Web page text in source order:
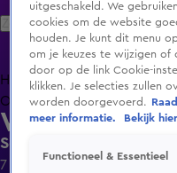
Zoeken
HomeUitzending Gemist
OranjezomerLivestreams
Woontrends
Seizoen 3, aflevering
7 aug 2022, 15:30
uitgeschakeld. We
cookies om de website
houden. Je kunt dit menu
om je keuzes te wijzigen of
door op de link Cookie-
klikken. Je selecties zullen
worden doorgevoerd.
meer informatie.
Bekijk
Functioneel & Essentieel